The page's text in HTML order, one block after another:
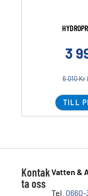
3
6 010Kr
TILL
Kontak
ta oss
Vatten &
Tel. 0660-